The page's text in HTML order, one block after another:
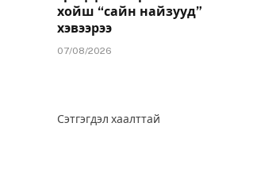
хойш “сайн найзууд”
хэвээрээ
07/08/2026
Сэтгэгдэл хаалттай